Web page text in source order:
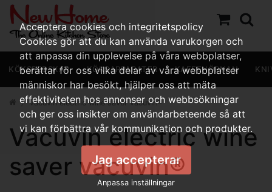
KÖKSREDSKAP KÖKSAPPARATER KAFFEHÖRNAN
Vacuvin electric wine saver vacuvin®
Vacuvin electric wine
saver vacuvin®
Acceptera cookies och integritetspolicy
Cookies gör att du kan använda varukorgen och
att anpassa din upplevelse på våra webbplatser,
berättar för oss vilka delar av våra webbplatser
människor har besökt, hjälper oss att mäta
effektiviteten hos annonser och webbsökningar
och ger oss insikter om användarbeteende så att
vi kan förbättra vår kommunikation och produkter.
Jag accepterar
Anpassa inställningar